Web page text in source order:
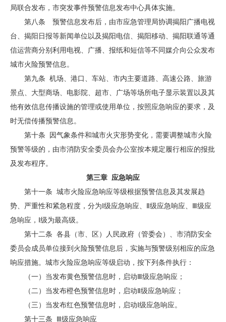
局联合发布，市突发事件预警信息发布中心具体实施。
第八条 预警信息发布后，由市应急管理局协调揭阳广播电视
台、揭阳日报等新闻单位以及揭阳电信、揭阳移动、揭阳联通等通
信运营商分别利用电视、广播、报纸和短信等不同媒介向公众发布
城市火险预警信息。
第九条 机场、港口、车站、市内主要道路、高速公路、旅游
景点、大型商场、电影院、超市、广场等场所电子显示装置以及其
他有效信息传播设施的管理或使用单位，按照应急响应的要求，及
时无偿传播预警信息。
第十条 因气象条件和城市火灾形势变化，需要调整城市火险
预警等级的，由市消防安全委员会办公室按本规定履行相应的报批
及发布程序。
第三章 应急响应
第十一条 城市火险应急响应等级根据预警信息及其发展趋
势、严重性和紧急程度，分为Ⅰ级应急响应、Ⅱ级应急响应、Ⅲ级应
急响应，Ⅰ级为最高级。
第十二条 各县（市、区）人民政府（管委会）、市消防安全
委员会成员单位接到火险预警信息后，实施与预警级别相应的应急
响应措施。城市火险应急响应等级启动，按下列条件执行：
（一）当发布黄色预警信息时，启动Ⅲ级应急响应；
（二）当发布橙色预警信息时，启动Ⅱ级应急响应；
（三）当发布红色预警信息时，启动Ⅰ级应急响应。
第十三条 Ⅲ级应急响应